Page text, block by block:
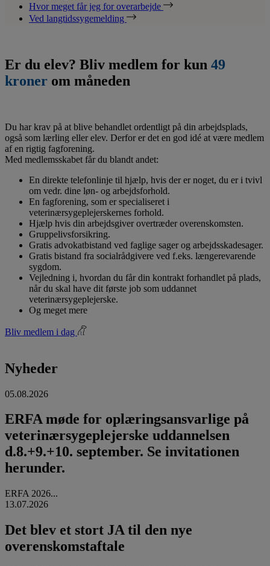
Hvor meget får jeg for overarbejde
Ved langtidssygemelding
Er du elev? Bliv medlem for kun 49
kroner om måneden
Du har krav på at blive behandlet ordentligt på din arbejdsplads,
også som lærling eller elev. Derfor er det en god idé at være medlem
af en rigtig fagforening.
Med medlemsskabet får du blandt andet:
En direkte telefonlinje til hjælp, hvis der er noget, du er i tvivl
om vedr. dine løn- og arbejdsforhold.
En fagforening, som er specialiseret i
veterinærsygeplejerskernes forhold.
Hjælp hvis din arbejdsgiver overtræder overenskomsten.
Gruppelivsforsikring.
Gratis advokatbistand ved faglige sager og arbejdsskadesager.
Gratis bistand fra socialrådgivere ved f.eks. længerevarende
sygdom.
Vejledning i, hvordan du får din kontrakt forhandlet på plads,
når du skal have dit første job som uddannet
veterinærsygeplejerske.
Og meget mere
Bliv medlem i dag
Nyheder
05.08.2026
ERFA møde for oplæringsansvarlige på
veterinærsygeplejerske uddannelsen
d.8.+9.+10. september. Se invitationen
herunder.
ERFA 2026...
13.07.2026
Det blev et stort JA til den nye
overenskomstaftale